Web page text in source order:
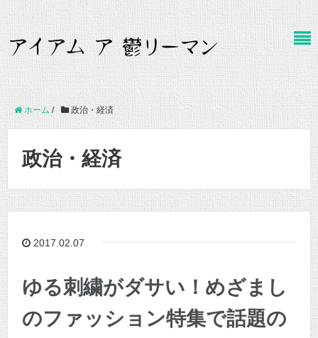
ホーム / 政治・経済
政治・経済
2017.02.07
ゆる刺繍がダサい！めざまし
のファッション特集で話題の